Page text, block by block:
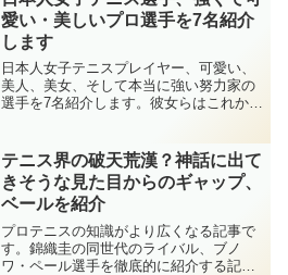
ち向かい勝利した歴史を振り返ります。
愛い・美しいプロ選手を7名紹介
します
日本人女子テニスプレイヤー、可愛い、
美人、美女、そして本当に強い努力家の
選手を7名紹介します。彼女らはこれから
け、彼女らのファンになるきっかけにな
れば幸いです。
テニス界の破天荒漢？神話に出て
きそうな見た目からのギャップ、
ベールを紹介
プロテニスの知識がより広くなる記事で
す。錦織圭の同世代のライバル、ブノ
ワ・ペール選手を徹底的に紹介する記事